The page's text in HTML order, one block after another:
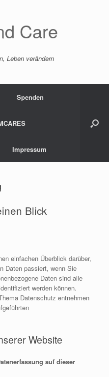
Care
Leben verändern
Spenden
Impressum
Blick
einfachen Überblick darüber,
Daten passiert, wenn Sie
Daten sind alle
werden können.
Datenschutz entnehmen
Website
auf dieser